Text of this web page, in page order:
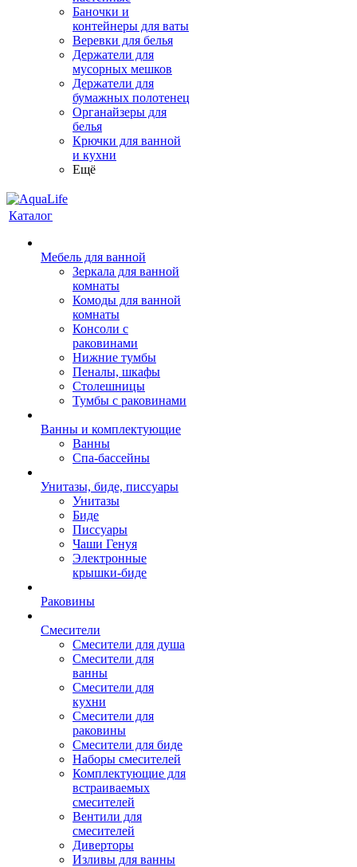
Баночки и
контейнеры для ваты
Веревки для белья
Держатели для
мусорных мешков
Держатели для
бумажных полотенец
Органайзеры для
белья
Крючки для ванной
и кухни
Ещё
Каталог
Мебель для ванной
Зеркала для ванной
комнаты
Комоды для ванной
комнаты
Консоли с
раковинами
Нижние тумбы
Пеналы, шкафы
Столешницы
Тумбы с раковинами
Ванны и комплектующие
Ванны
Спа-бассейны
Унитазы, биде, писсуары
Унитазы
Биде
Писсуары
Чаши Генуя
Электронные
крышки-биде
Раковины
Смесители
Смесители для душа
Смесители для
ванны
Смесители для
кухни
Смесители для
раковины
Смесители для биде
Наборы смесителей
Комплектующие для
встраиваемых
смесителей
Вентили для
смесителей
Диверторы
Изливы для ванны